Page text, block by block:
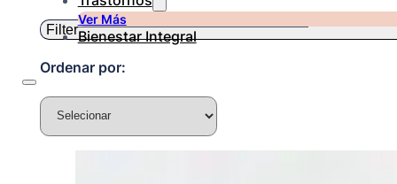
Ver Más
Bienestar Integral
Filter
Ordenar por: